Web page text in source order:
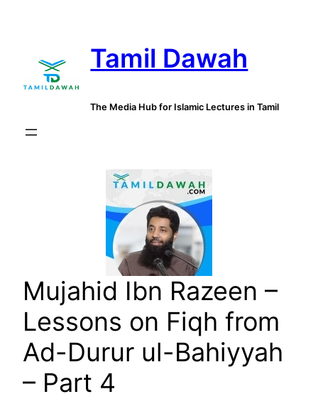
Tamil Dawah
The Media Hub for Islamic Lectures in Tamil
Mujahid Ibn Razeen –
Lessons on Fiqh from
Ad-Durur ul-Bahiyyah
– Part 4